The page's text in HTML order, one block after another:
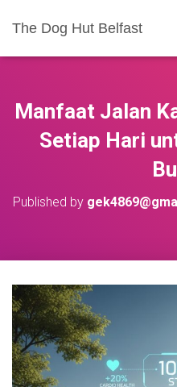
The Dog Hut Belfast
Manfaat Jalan
Setiap Hari
Published by